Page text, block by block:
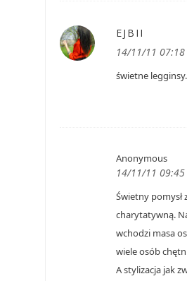
EJBII
14/11/11 07:18
świetne legginsy.
Anonymous
14/11/11 09:45
Świetny pomysł
charytatywną.
wchodzi masa
wiele osób
A stylizacja jak